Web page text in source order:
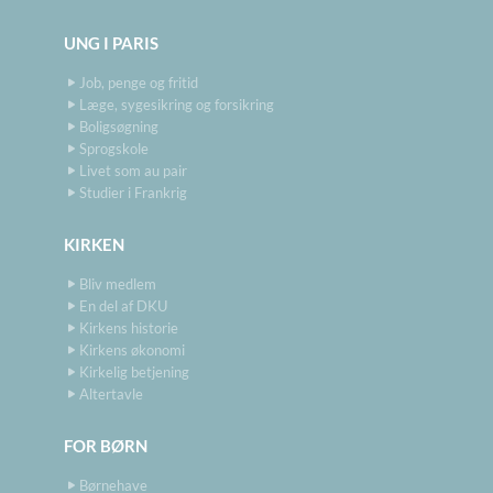
UNG I PARIS
Job, penge og fritid
Læge, sygesikring og forsikring
Boligsøgning
Sprogskole
Livet som au pair
Studier i Frankrig
KIRKEN
Bliv medlem
En del af DKU
Kirkens historie
Kirkens økonomi
Kirkelig betjening
Altertavle
FOR BØRN
Børnehave